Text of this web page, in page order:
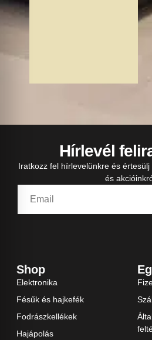
Hírlevél
Iratkozz fel hírlevelünkre és
és
Shop
Elektronika
Fésűk és hajkefék
Fodrászkellékek
Hajápolás